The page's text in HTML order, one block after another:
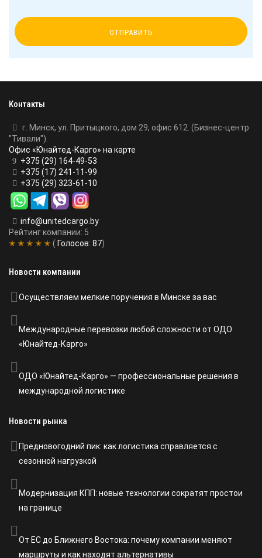
Контакты
г. Минск, ул. Притыцкого, дом 29, офис 612. (Бизнес-центр
"Тивали").
Офис «Юнайтед-Карго» на карте
+375 (29) 164-49-53
+375 (17) 241-11-99
+375 (29) 323-61-10
info@unitedcargo.by
Рейтинг компании: 5
✭ ✭ ✭ ✭ ✭ ( Голосов: 87)
Новости компании
Осуществляем мелкие поручения в Минске за вас
Международные перевозки любой сложности от ОДО
«Юнайтед-Карго»
ОДО «Юнайтед-Карго» — профессиональные решения в
международной логистике
Новости рынка
Предновогодний пик: как логистика справляется с
сезонной нагрузкой
Модернизация КПП: новые технологии сократят простои
на границе
От ЕС до Ближнего Востока: почему компании меняют
маршруты и как находят альтернативы